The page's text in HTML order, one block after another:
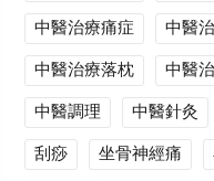
中醫治療痛症
中醫
中醫治療落枕
中醫
中醫調理
中醫針灸
刮痧
坐骨神經痛